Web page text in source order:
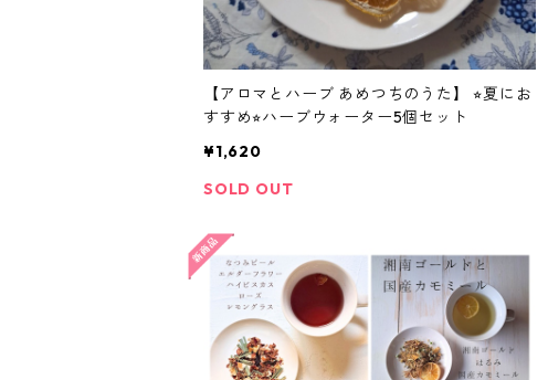
【アロマとハーブ あめつちのうた】 ⭐︎夏にお
すすめ⭐︎ハーブウォーター5個セット
¥1,620
SOLD OUT